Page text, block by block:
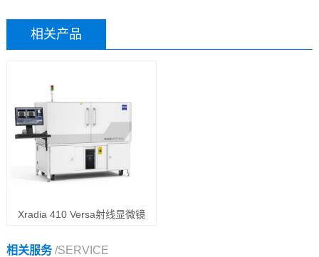
相关产品
Xradia 410 Versa射线显微镜
相关服务/SERVICE